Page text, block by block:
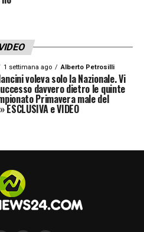
VIDEO
1 settimana ago Alberto Petrosilli
voleva solo la Nazionale. Vi
davvero dietro le quinte
Primavera male del
e VIDEO